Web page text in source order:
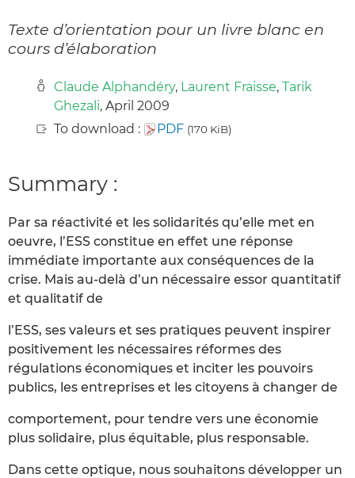
Texte d’orientation pour un livre blanc en
cours d’élaboration
Claude Alphandéry, Laurent Fraisse, Tarik
Ghezali, April 2009
To download :
PDF (170 KiB)
Summary :
Par sa réactivité et les solidarités qu’elle met en
oeuvre, l’ESS constitue en effet une réponse
immédiate importante aux conséquences de la
crise. Mais au-delà d’un nécessaire essor quantitatif
et qualitatif de
l’ESS, ses valeurs et ses pratiques peuvent inspirer
positivement les nécessaires réformes des
régulations économiques et inciter les pouvoirs
publics, les entreprises et les citoyens à changer de
comportement, pour tendre vers une économie
plus solidaire, plus équitable, plus responsable.
Dans cette optique, nous souhaitons développer un